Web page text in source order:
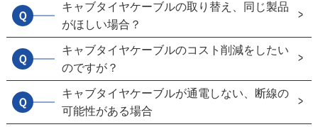
Ｑ
キャブタイヤケーブルの取り替え、同じ製品
がほしい場合？
Ｑ
キャブタイヤケーブルのコスト削減をしたい
のですが？
Ｑ
キャブタイヤケーブルが通電しない、断線の
可能性がある場合